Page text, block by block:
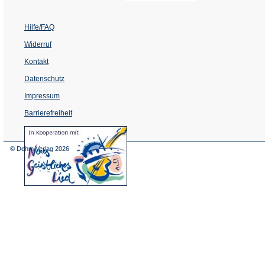
Hilfe/FAQ
Widerruf
Kontakt
Datenschutz
Impressum
Barrierefreiheit
(Öffnet
in
© Dehm Verlag 2026